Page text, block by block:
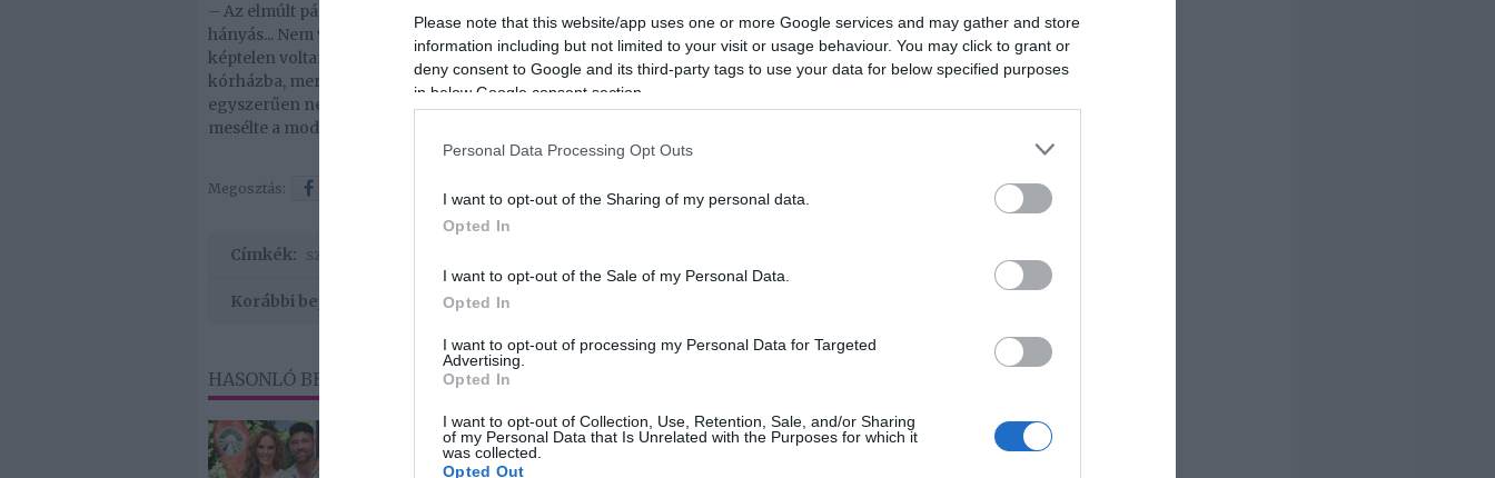
Please note that this website/app uses one or more Google services and may gather and store
information including but not limited to your visit or usage behaviour. You may click to grant or
deny consent to Google and its third-party tags to use your data for below specified purposes
in below Google consent section.
Personal Data Processing Opt Outs
I want to opt-out of the Sharing of my personal data.
Opted In
I want to opt-out of the Sale of my Personal Data.
Opted In
I want to opt-out of processing my Personal Data for Targeted
Advertising.
Opted In
I want to opt-out of Collection, Use, Retention, Sale, and/or Sharing
of my Personal Data that Is Unrelated with the Purposes for which it
was collected.
Opted Out
– Az elmúlt pár hónapban nekem nem a szokásos terhességi tüneteim voltak, mint a
hányás... Nem volt étvágyam, s olyan szinten voltam beteg, hogy nem tudtam felkelni,
képtelen voltam enni, de még a vizet sem tudtam bent tartani. Végül be kellett mennem
kórházba, mert nem bírtam, és bent voltam egy-két napot, de utána kijöttem, mert
egyszerűen nem tudtam ott lenni, annyira unalmas volt, és egy kicsit jobban is lettem –
mesélte a modell júniusban, amikor már a harmadik hónapban járt.
Megosztás:
Címkék: születésnap
Korábbi bejegyzések
HASONLÓ BEJEGYZÉSEK